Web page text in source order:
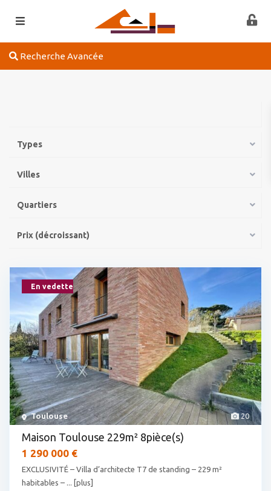
Recherche Avancée
Types
Villes
Quartiers
Prix ​​(décroissant)
20
Toulouse
En vedette
Maison Toulouse 229m² 8pièce(s)
1 290 000 €
EXCLUSIVITÉ – Villa d’architecte T7 de standing – 229 m²
habitables –
... [plus]